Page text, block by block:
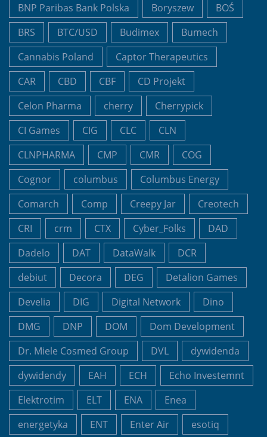
BNP Paribas Bank Polska
Boryszew
BOŚ
BRS
BTC/USD Budimex
Bumech
Cannabis Poland
Captor Therapeutics
CAR
CBD CBF
CD Projekt
Celon Pharma
cherry
Cherrypick
CI Games
CIG CLC
CLN
CLNPHARMA
CMP CMR
COG
Cognor
columbus
Columbus Energy
Comarch
Comp Creepy Jar
Creotech
CRI
crm CTX Cyber_Folks
DAD
Dadelo
DAT DataWalk
DCR
debiut
Decora DEG
Detalion Games
Develia
DIG Digital Network
Dino
DMG
DNP DOM
Dom Development
Dr. Miele Cosmed Group
DVL
dywidenda
dywidendy
EAH ECH
Echo Investemnt
Elektrotim
ELT ENA
Enea
energetyka
ENT Enter Air esotiq